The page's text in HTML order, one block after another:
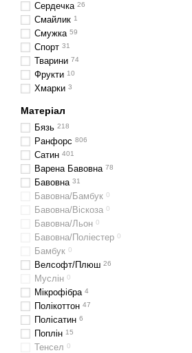
Сердечка 26
Смайлик 1
Смужка 59
Спорт 31
Тварини 74
Фрукти 10
Хмарки 3
Матеріал
Бязь 218
Ранфорс 806
Сатин 401
Варена Бавовна 78
Бавовна 31
Бавовна/Бамбук 0
Бавовна/Віскоза 0
Бавовна/Льон 0
Бавовна/Поліестер 0
Бамбук 0
Велсофт/Плюш 26
Муслін 0
Мікрофібра 4
Полікоттон 47
Полісатин 6
Поплін 15
Тенсел 0